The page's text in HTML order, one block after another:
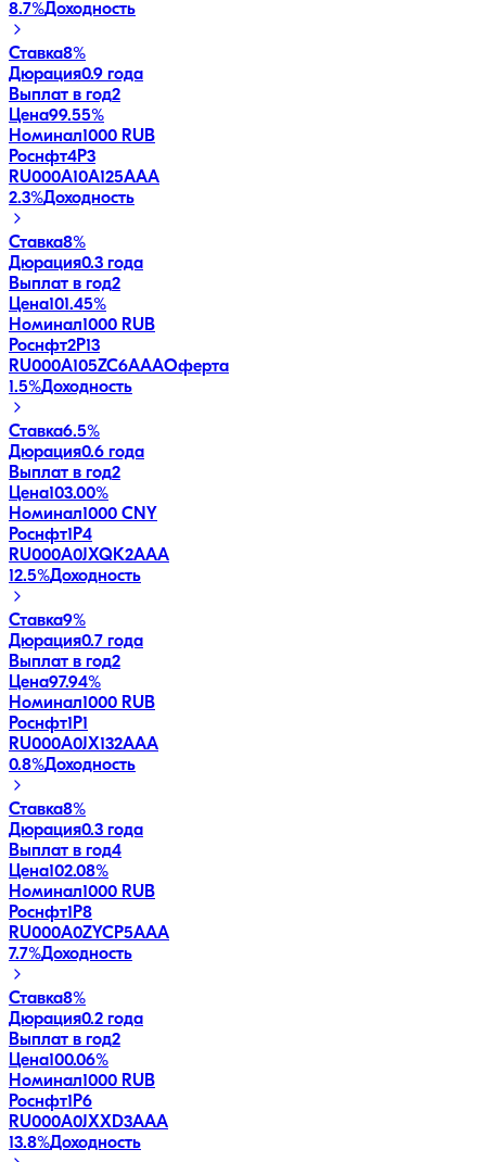
8.7%Доходность
Ставка8%
Дюрация0.9 года
Выплат в год2
Цена99.55%
Номинал1000 RUB
Роснфт4P3
RU000A10A125AAA
2.3%Доходность
Ставка8%
Дюрация0.3 года
Выплат в год2
Цена101.45%
Номинал1000 RUB
Роснфт2P13
RU000A105ZC6AAAОферта
1.5%Доходность
Ставка6.5%
Дюрация0.6 года
Выплат в год2
Цена103.00%
Номинал1000 CNY
Роснфт1P4
RU000A0JXQK2AAA
12.5%Доходность
Ставка9%
Дюрация0.7 года
Выплат в год2
Цена97.94%
Номинал1000 RUB
Роснфт1P1
RU000A0JX132AAA
0.8%Доходность
Ставка8%
Дюрация0.3 года
Выплат в год4
Цена102.08%
Номинал1000 RUB
Роснфт1P8
RU000A0ZYCP5AAA
7.7%Доходность
Ставка8%
Дюрация0.2 года
Выплат в год2
Цена100.06%
Номинал1000 RUB
Роснфт1P6
RU000A0JXXD3AAA
13.8%Доходность